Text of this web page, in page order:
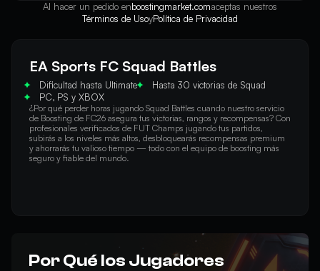
Al hacer un pedido enboostingmarket.comaceptas nuestros
Términos de UsoyPolítica de Privacidad
EA Sports FC Squad Battles
Dificultad hasta Ultimate
Hasta 30 victorias de Squad
PC, PS y XBOX
¿Por qué perder horas jugando Squad Battles cuando nuestro servicio
de Boosting de FC26 asegura tus victorias, rangos y recompensas? Con
profesionales verificados de FUT Champs jugando tus partidos,
subirás a los niveles más altos, desbloquearás recompensas premium
y ahorrarás tu valioso tiempo — todo con el equipo de boosting más
seguro y fiable del mundo.
Por Qué los Jugadores